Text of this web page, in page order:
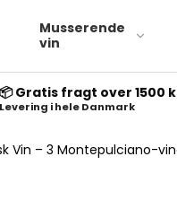
Musserende
vin
📦 Gratis fragt over 1500
Levering i hele Danmark
Vin – 3 Montepulciano-